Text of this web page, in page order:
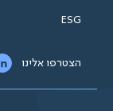
ESG
הצטרפו אלינו